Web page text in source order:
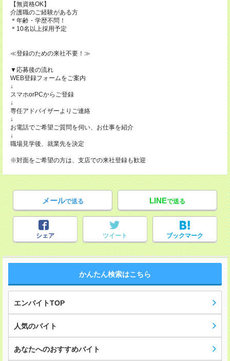
【無資格OK】
介護職のご経験がある方
＊年齢・学歴不問！
＊10名以上採用予定
≪登録のための来社不要！≫
▼応募後の流れ
WEB登録フォームをご案内
↓
スマホorPCからご登録
↓
専任アドバイザーよりご連絡
↓
お電話でご希望ご質問を伺い、お仕事を紹介
↓
職場見学後、就業先を決定
※対面をご希望の方は、支店での来社登録も歓迎
メールで送る LINEで送る
シェア ツイート ブックマーク
かんたん検索はこちら
エンバイトTOP
人気のバイト
あなたへのおすすめバイト